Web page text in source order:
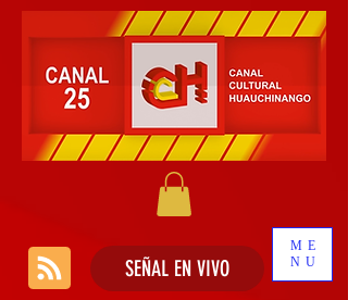
ME
NU
SEÑAL EN VIVO